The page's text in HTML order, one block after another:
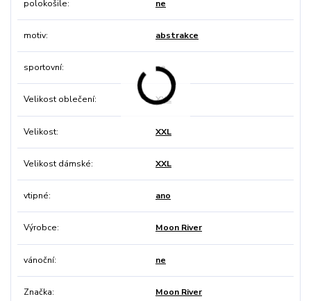
polokošile ne
motiv abstrakce
sportovní ne
Velikost oblečení XXL
Velikost XXL
Velikost dámské XXL
vtipné ano
Výrobce Moon River
vánoční ne
Značka Moon River